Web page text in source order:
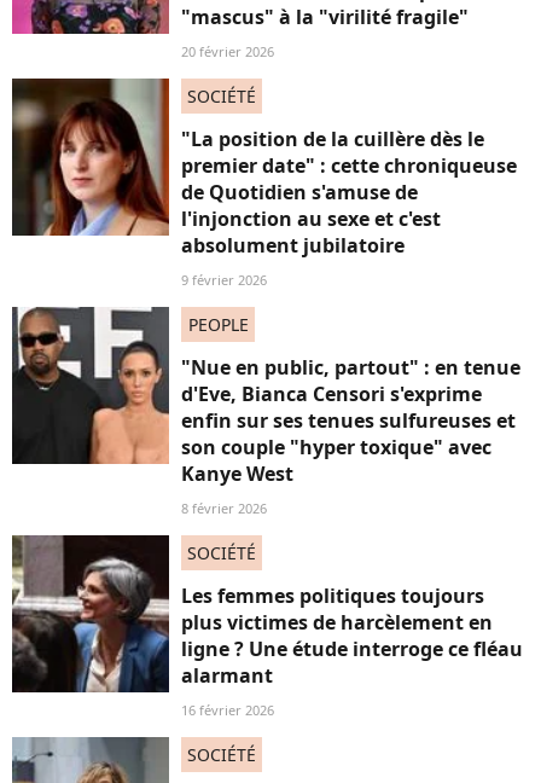
"mascus" à la "virilité fragile"
20 février 2026
SOCIÉTÉ
"La position de la cuillère dès le
premier date" : cette chroniqueuse
de Quotidien s'amuse de
l'injonction au sexe et c'est
absolument jubilatoire
9 février 2026
PEOPLE
"Nue en public, partout" : en tenue
d'Eve, Bianca Censori s'exprime
enfin sur ses tenues sulfureuses et
son couple "hyper toxique" avec
Kanye West
8 février 2026
SOCIÉTÉ
Les femmes politiques toujours
plus victimes de harcèlement en
ligne ? Une étude interroge ce fléau
alarmant
16 février 2026
SOCIÉTÉ